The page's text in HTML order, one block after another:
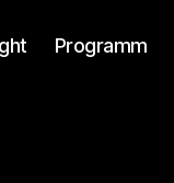
Programm